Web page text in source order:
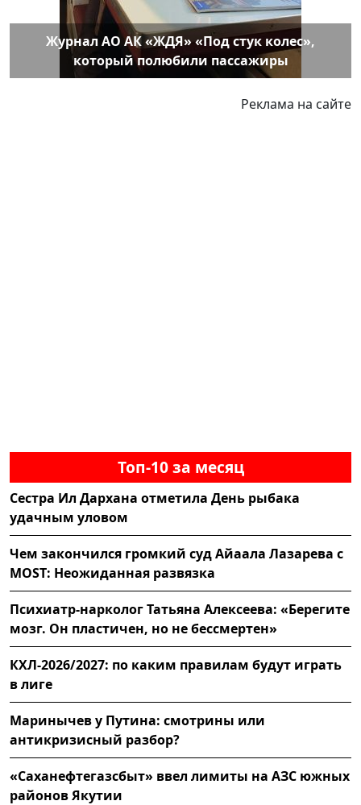
Журнал АО АК «ЖДЯ» «Под стук колес»,
который полюбили пассажиры
Реклама на сайте
Топ-10 за месяц
Сестра Ил Дархана отметила День рыбака
удачным уловом
Чем закончился громкий суд Айаала Лазарева с
MOST: Неожиданная развязка
Психиатр-нарколог Татьяна Алексеева: «Берегите
мозг. Он пластичен, но не бессмертен»
КХЛ-2026/2027: по каким правилам будут играть
в лиге
Маринычев у Путина: смотрины или
антикризисный разбор?
«Саханефтегазсбыт» ввел лимиты на АЗС южных
районов Якутии